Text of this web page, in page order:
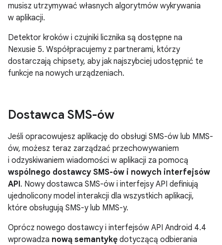
musisz utrzymywać własnych algorytmów wykrywania
w aplikacji.
Detektor kroków i czujniki licznika są dostępne na
Nexusie 5. Współpracujemy z partnerami, którzy
dostarczają chipsety, aby jak najszybciej udostępnić te
funkcje na nowych urządzeniach.
Dostawca SMS-ów
Jeśli opracowujesz aplikację do obsługi SMS-ów lub MMS-
ów, możesz teraz zarządzać przechowywaniem
i odzyskiwaniem wiadomości w aplikacji za pomocą
wspólnego dostawcy SMS-ów i nowych interfejsów
API. Nowy dostawca SMS-ów i interfejsy API definiują
ujednolicony model interakcji dla wszystkich aplikacji,
które obsługują SMS-y lub MMS-y.
Oprócz nowego dostawcy i interfejsów API Android 4.4
wprowadza nową semantykę dotyczącą odbierania